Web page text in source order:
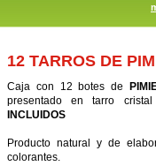
12 TARROS DE
Caja con 12 botes de
presentado en tarro
INCLUIDOS
Producto natural y de
colorantes.